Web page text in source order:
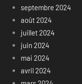
septembre 2024
août 2024
juillet 2024
juin 2024
mai 2024
avril 2024